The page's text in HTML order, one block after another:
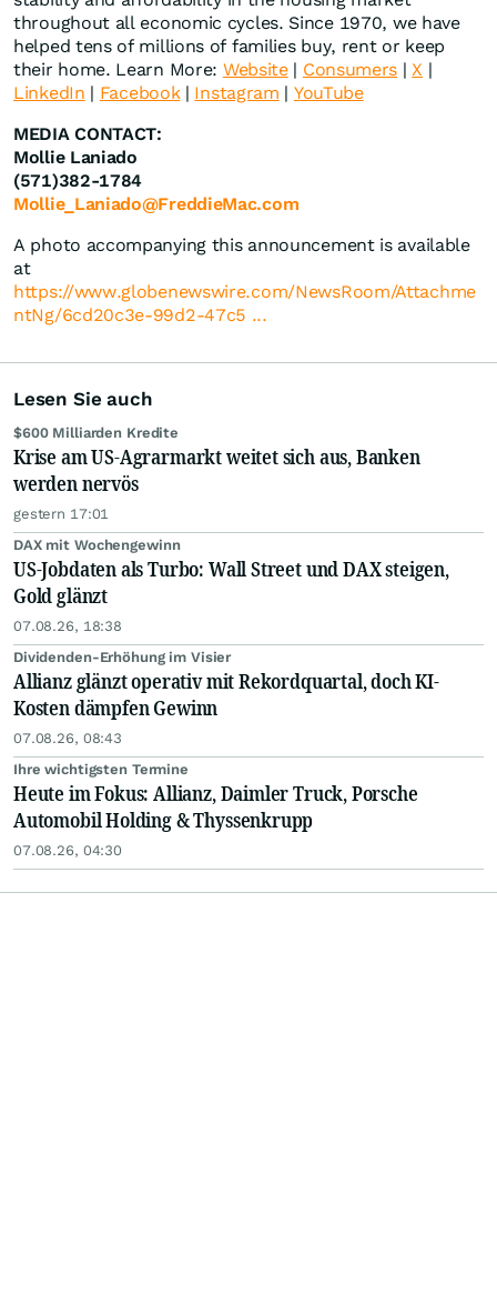
throughout all economic cycles. Since 1970, we have
helped tens of millions of families buy, rent or keep
their home. Learn More: Website| Consumers | X |
LinkedIn | Facebook| Instagram | YouTube
MEDIA CONTACT:
Mollie Laniado
(571)382-1784
Mollie_Laniado@FreddieMac.com
A photo accompanying this announcement is available
at
https://www.globenewswire.com/NewsRoom/Attachme
ntNg/6cd20c3e-99d2-47c5 ...
Lesen Sie auch
$600 Milliarden Kredite
Krise am US-Agrarmarkt weitet sich aus, Banken
werden nervös
gestern 17:01
DAX mit Wochengewinn
US-Jobdaten als Turbo: Wall Street und DAX steigen,
Gold glänzt
07.08.26, 18:38
Dividenden-Erhöhung im Visier
Allianz glänzt operativ mit Rekordquartal, doch KI-
Kosten dämpfen Gewinn
07.08.26, 08:43
Ihre wichtigsten Termine
Heute im Fokus: Allianz, Daimler Truck, Porsche
Automobil Holding & Thyssenkrupp
07.08.26, 04:30